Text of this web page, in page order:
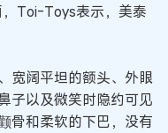
Toi-Toys表示，美泰
宽阔平坦的额头、外眼
子以及微笑时隐约可见
骨和柔软的下巴，没有